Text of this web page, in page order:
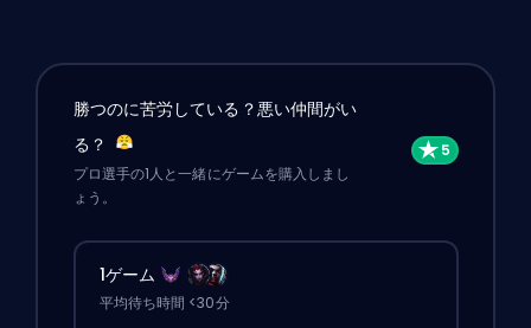
勝つのに苦労している？悪い仲間がい
る？
プロ選手の1人と一緒にゲームを購入しまし
ょう。
1ゲーム
平均待ち時間 <30分